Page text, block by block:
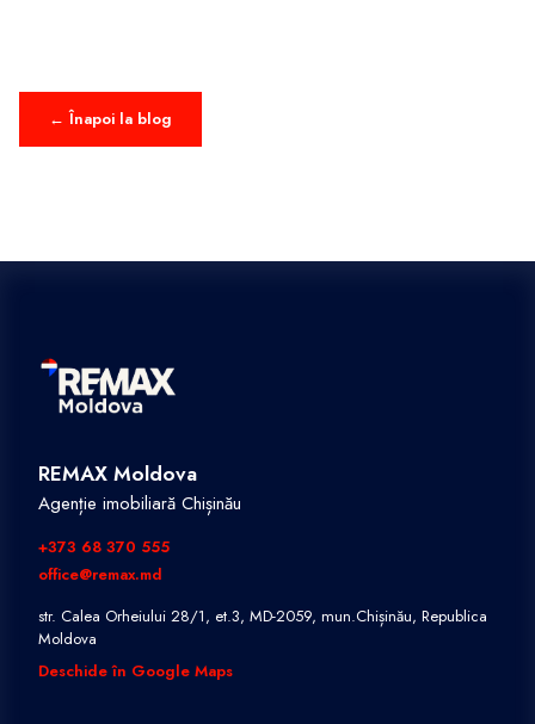
← Înapoi la blog
REMAX Moldova
Agenție imobiliară Chișinău
+373 68 370 555
office@remax.md
str. Calea Orheiului 28/1, et.3, MD-2059, mun.Chișinău, Republica
Moldova
Deschide în Google Maps